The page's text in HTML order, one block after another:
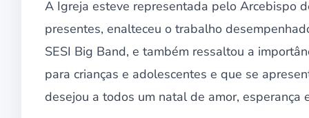
A Igreja esteve representada pelo Arcebispo
presentes, enalteceu o trabalho
SESI Big Band, e também ressaltou a
para crianças e adolescentes e que se
desejou a todos um natal de amor, esperança